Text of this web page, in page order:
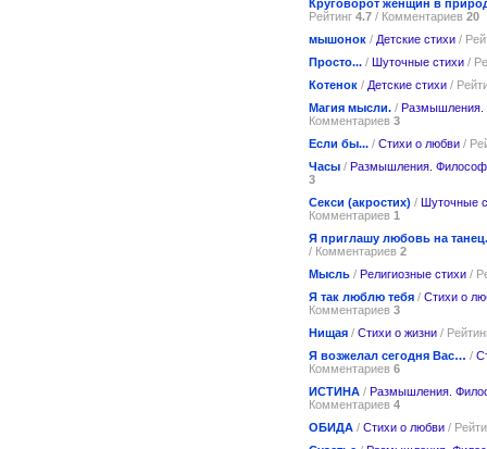
Круговорот женщин в
Рейтинг 4.7 / Комментариев 20
мышонок / Детские стихи /
Просто... / Шуточные стихи /
Котенок / Детские стихи /
Магия мысли. / Размышления.
Комментариев 3
Если бы... / Стихи о любви /
Часы / Размышления.
3
Секси (акростих) / Шуточные
Комментариев 1
Я приглашу любовь на танец.
/ Комментариев 2
Мысль / Религиозные стихи /
Я так люблю тебя / Стихи о
Комментариев 3
Нищая / Стихи о жизни /
Я возжелал сегодня Вас… /
Комментариев 6
ИСТИНА / Размышления.
Комментариев 4
ОБИДА / Стихи о любви /